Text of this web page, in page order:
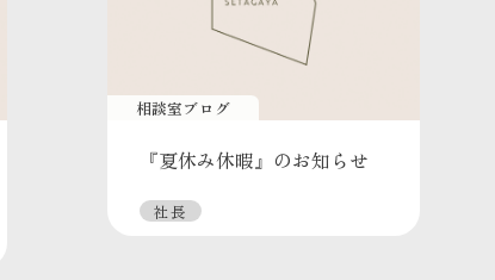
相談室ブログ
『夏休み休暇』のお知らせ
社長